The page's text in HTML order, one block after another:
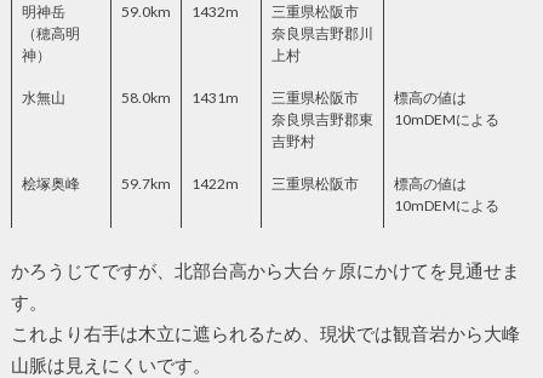
明神岳
（穂高明
神）
59.0km 1432m
三重県松阪市
奈良県吉野郡川
上村
水無山 58.0km 1431m
三重県松阪市
奈良県吉野郡東
吉野村
標高の値は
10mDEMによる
桧塚奥峰 59.7km 1422m 三重県松阪市
標高の値は
10mDEMによる
かろうじてですが、北部台高から大台ヶ原にかけてを見通せま
す。
これより右手は木立に遮られるため、現状では観音岩から大峰
山脈は見えにくいです。